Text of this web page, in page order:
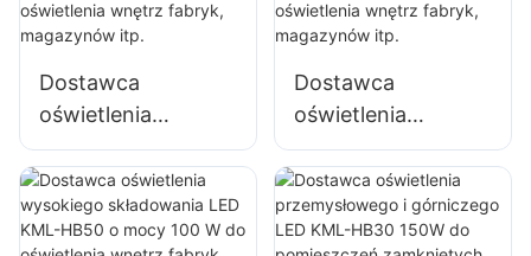
reflektorów LED
Dostawca
oświetlenia
wysokiego
składowania LED
KML-HB40 100W
do oświetlenia
Dostawca
oświetlenia
wysokiego
składowania LED
KML-HB30 o mocy
100 W do